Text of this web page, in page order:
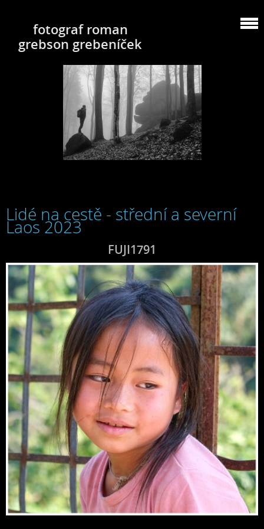
fotograf roman
grebson grebeníček
Lidé na cestě - střední a severní
Laos 2023
FUJI1791